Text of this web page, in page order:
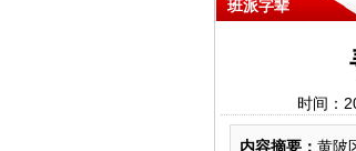
班派字辈
时间：
内容摘要： 黄陂